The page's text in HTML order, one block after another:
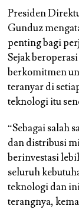
Presiden
Gunduz
penting bagi
Sejak
berkomitmen
teranyar di
teknologi itu
“Sebagai salah
dan distribusi
berinvestasi
seluruh
teknologi dan
terangnya,